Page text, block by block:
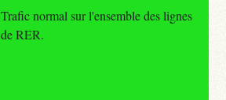
Trafic normal sur l'ensemble des lignes
de RER.